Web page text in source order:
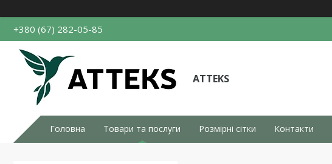
+380 (67) 282-05-85
ATTEKS
Головна Товари та послуги Розмірні сітки Контакти